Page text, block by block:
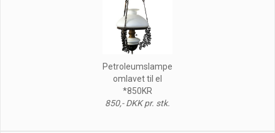
Petroleumslampe
omlavet til el
*850KR
850,- DKK pr. stk.